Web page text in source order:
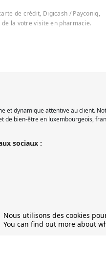
de crédit, Digicash / Payconiq,
la votre visite en pharmacie.
et dynamique attentive au client.
de bien-être en luxembourgeois,
sociaux :
Nous utilisons des cookies
You can find out more about